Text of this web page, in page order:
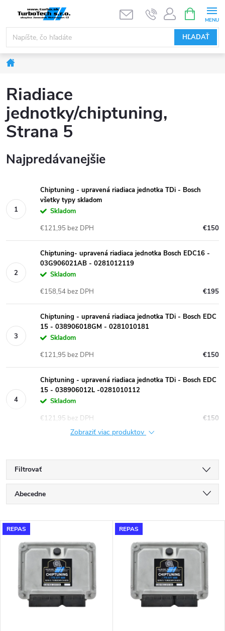
obsah
HĽADAŤ
KOŠÍK
Riadiace
jednotky/chiptuning,
Strana 5
Najpredávanejšie
Chiptuning - upravená riadiaca jednotka TDi - Bosch
všetky typy skladom
Skladom
€150
€121,95 bez DPH
Chiptuning- upravená riadiaca jednotka Bosch EDC16 -
03G906021AB - 0281012119
Skladom
€195
€158,54 bez DPH
Chiptuning - upravená riadiaca jednotka TDi - Bosch EDC
15 - 038906018GM - 0281010181
Skladom
€150
€121,95 bez DPH
Chiptuning - upravená riadiaca jednotka TDi - Bosch EDC
15 - 038906012L -0281010112
Skladom
€150
€121,95 bez DPH
Zobraziť viac produktov
Filtrovať
R
a
Abecedne
Najdrahšie
Najpredávanejšie
V
REPAS REPAS